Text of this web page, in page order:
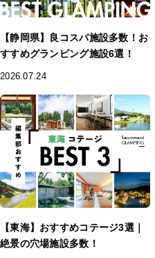
【静岡県】良コスパ施設多数！お
すすめグランピング施設6選！
2026.07.24
【東海】おすすめコテージ3選｜
絶景の穴場施設多数！